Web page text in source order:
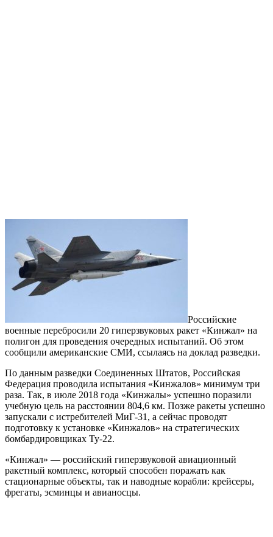
Российские
военные перебросили 20 гиперзвуковых ракет «Кинжал» на
полигон для проведения очередных испытаний. Об этом
сообщили американские СМИ, ссылаясь на доклад разведки.
По данным разведки Соединенных Штатов, Российская
Федерация проводила испытания «Кинжалов» минимум три
раза. Так, в июле 2018 года «Кинжалы» успешно поразили
учебную цель на расстоянии 804,6 км. Позже ракеты успешно
запускали с истребителей МиГ-31, а сейчас проводят
подготовку к установке «Кинжалов» на стратегических
бомбардировщиках Ту-22.
«Кинжал» — российский гиперзвуковой авиационный
ракетный комплекс, который способен поражать как
стационарные объекты, так и наводные корабли: крейсеры,
фрегаты, эсминцы и авианосцы.